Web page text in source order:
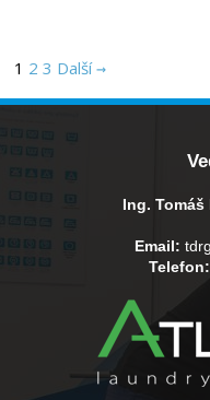
1 2 3 Další →
Ing. Tomáš
Email:
Telefon: